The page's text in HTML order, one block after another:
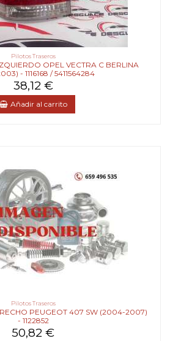
Pilotos Traseros
OPEL VECTRA C BERLINA
- 1116168 / 5411564284
38,12 €
Añadir al carrito
Pilotos Traseros
PEUGEOT 407 SW (2004-2007)
- 1122852
50,82 €